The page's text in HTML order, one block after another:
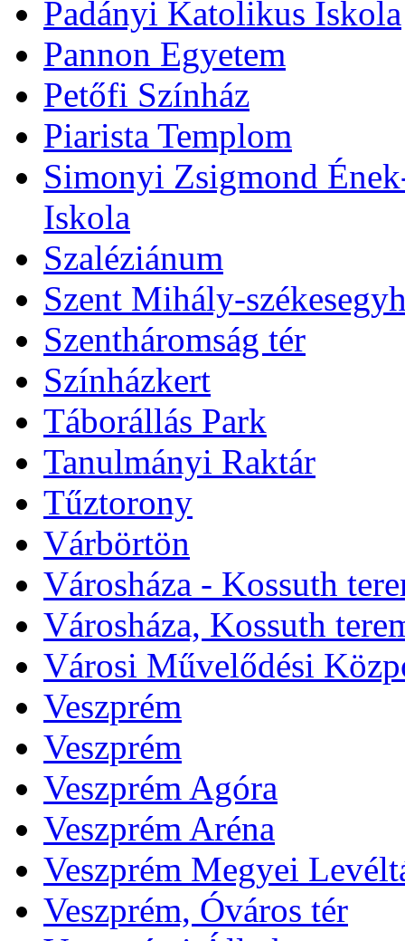
Padányi Katolikus Iskola
Pannon Egyetem
Petőfi Színház
Piarista Templom
Simonyi Zsigmond
Iskola
Szaléziánum
Szent Mihály-
Szentháromság tér
Színházkert
Táborállás Park
Tanulmányi Raktár
Tűztorony
Várbörtön
Városháza - Kossuth
Városháza, Kossuth
Városi Művelődési
Veszprém
Veszprém
Veszprém Agóra
Veszprém Aréna
Veszprém Megyei
Veszprém, Óváros tér